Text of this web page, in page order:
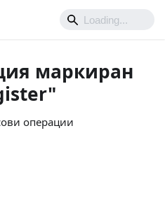
маркиран
операции